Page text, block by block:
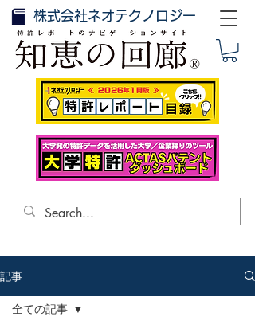
株式会社ネオテクノロジー
記事
全ての記事